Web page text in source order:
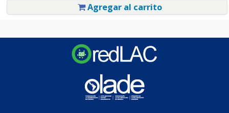
Agregar al carrito